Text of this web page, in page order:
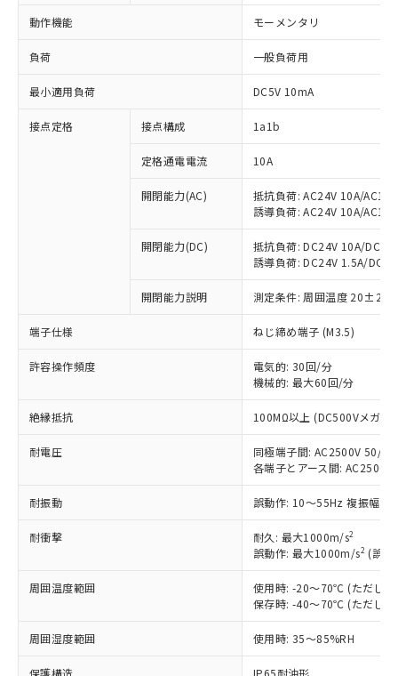
動作機能 モーメンタリ
負荷 一般負荷用
最小適用負荷 DC5V 10mA
接点定格 接点構成 1a1b
定格通電電流 10A
開閉能力(AC)
抵抗負荷: AC24V 10A/
誘導負荷: AC24V 10A/
開閉能力(DC)
抵抗負荷: DC24V 10A/
誘導負荷: DC24V 1.5A/
開閉能力説明 測定条件: 周囲温度 20±2℃
端子仕様 ねじ締め端子 (M3.5)
許容操作頻度
電気的: 30回/分
機械的: 最大60回/分
絶縁抵抗 100MΩ以上 (DC500Vメガ)
耐電圧
同極端子間: AC2500V 50/
各端子とアース間:
耐振動 誤動作: 10～55Hz 複振幅
耐衝撃 耐久: 最大1000m/s2
誤動作: 最大1000m/s2 (誤動
周囲温度範囲
使用時: -20～70℃ (ただし、
保存時: -40～70℃ (ただし、
周囲湿度範囲 使用時: 35～85%RH
保護構造 IP65耐油形
以下の条件をお読みいただき、同意のうえ
ご利用ください。
本サービスは、当社制御機器事業取扱
商品の当社在庫状況および標準価格
(税抜)を提供させていただくもので
当社制御機器事業取扱商品の中には、
本サービスの対象外となる商品もある
ことをご了承ください。
在庫状況および標準価格照会結果は、
記載している更新日時点での社内デー
タに基づき作成されるものであり、閲
覧された時点での実際の在庫および標
準価格とは異なる場合があることをご
※1 対応状況
対応済み：EU RoHS指令（10物質）の
非含有に対応した製品が提供可能な商品で
対応予定：EU RoHS指令（10物質）の非含
有に対応した製品に切り替える予定のある
商品です。
対応予定なし：EU RoHS指令（10物質）の
定はありません。
調査・確認中：EU RoHS指令（10物質）の
非含有の対応状況を調査中または確認中の
非該当品：ライセンス料など無形物で、有
害物質有無と関係のない商品です。
仕入先様の事情により、非含有部品として
いたものが、含有品と判明した場合などや
むを得ず変更することがあります。
鉛(Pb) 1000ppm以下、 水銀(Hg) 1000ppm以下、 カド
ミウム(Cd) 100ppm以下、
六価クロム(Cr(Ⅵ)) 1000ppm以下、ポリ臭化ビフェニル
類(PBB) 1000ppm以下、ポリ臭化ジフェニルエーテル類
「○」：最大均質材料含有率が中国RoHSの
基準値以下であることを示します。
「×」：最大均質材料含有率が中国RoHSの
基準値を超えていることを示します。
「－」：未確認です。当社販売部門へお問
い合わせください。
Pb(鉛) :1000ppm、 Hg(水銀) : 1000ppm、 Cd(カドミウ
Cr(Ⅵ)(六価クロム) : 1000ppm、 PBBs(ポリ臭化ビフェ
当社は、これら貴社製品のうち、外国
為替および外国貿易法に定める商品
（以下｢規制貨物等」という）を輸出
または国外への提供する場合は、日本
国政府の輸出許可(または役務取引許
可)を取得するなどの必要な手続きを
号